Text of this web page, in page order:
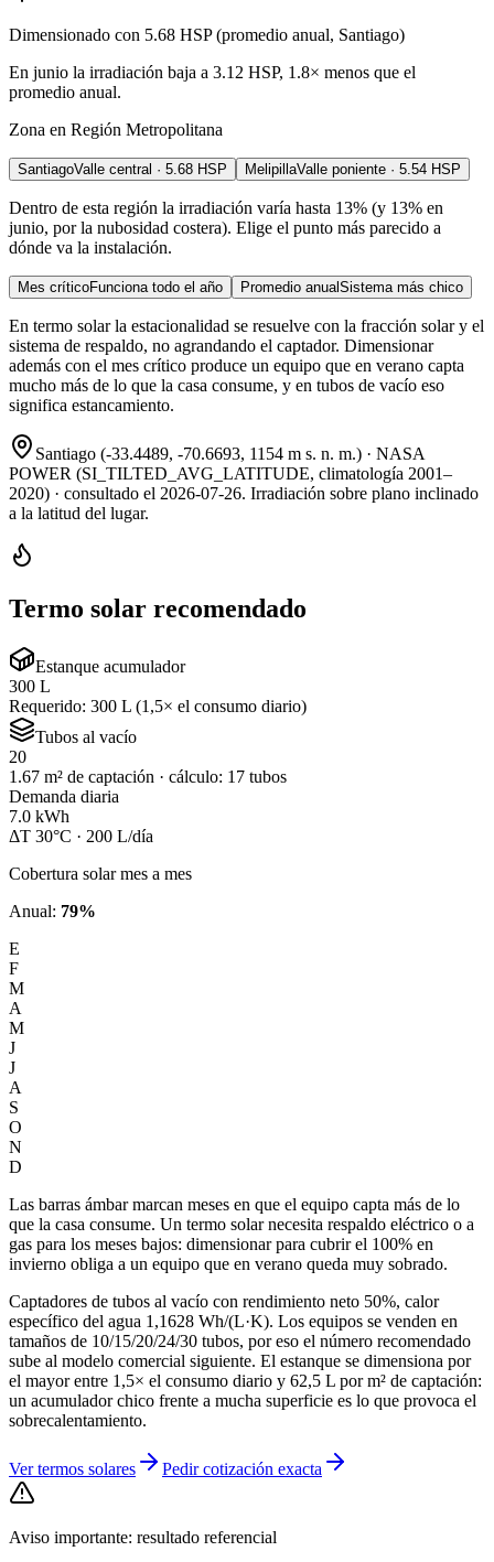
Dimensionado con 5.68 HSP (promedio anual, Santiago)
En junio la irradiación baja a 3.12 HSP, 1.8× menos que el
promedio anual.
Zona en Región Metropolitana
SantiagoValle central · 5.68 HSP MelipillaValle poniente · 5.54 HSP
Dentro de esta región la irradiación varía hasta 13% (y 13% en
junio, por la nubosidad costera). Elige el punto más parecido a
dónde va la instalación.
Mes críticoFunciona todo el año Promedio anual Sistema más chico
En termo solar la estacionalidad se resuelve con la fracción solar y el
sistema de respaldo, no agrandando el captador. Dimensionar
además con el mes crítico produce un equipo que en verano capta
mucho más de lo que la casa consume, y en tubos de vacío eso
significa estancamiento.
Santiago (-33.4489, -70.6693, 1154 m s. n. m.) · NASA
POWER (SI_TILTED_AVG_LATITUDE, climatología 2001–
2020) · consultado el 2026-07-26. Irradiación sobre plano inclinado
a la latitud del lugar.
Termo solar recomendado
Estanque acumulador
300 L
Requerido: 300 L (1,5× el consumo diario)
Tubos al vacío
20
1.67 m² de captación · cálculo: 17 tubos
Demanda diaria
7.0 kWh
ΔT 30°C · 200 L/día
Cobertura solar mes a mes
Anual: 79%
E
F
M
A
M
J
J
A
S
O
N
D
Las barras ámbar marcan meses en que el equipo capta más de lo
que la casa consume. Un termo solar necesita respaldo eléctrico o a
gas para los meses bajos: dimensionar para cubrir el 100% en
invierno obliga a un equipo que en verano queda muy sobrado.
Captadores de tubos al vacío con rendimiento neto 50%, calor
específico del agua 1,1628 Wh/(L·K). Los equipos se venden en
tamaños de 10/15/20/24/30 tubos, por eso el número recomendado
sube al modelo comercial siguiente. El estanque se dimensiona por
el mayor entre 1,5× el consumo diario y 62,5 L por m² de captación:
un acumulador chico frente a mucha superficie es lo que provoca el
sobrecalentamiento.
Ver termos solares Pedir cotización exacta
Aviso importante: resultado referencial